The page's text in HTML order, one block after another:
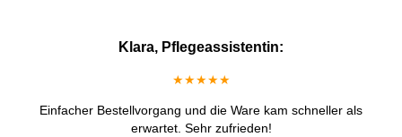
Klara, Pflegeassistentin:
★★★★★
Einfacher Bestellvorgang und die Ware kam schneller als
erwartet. Sehr zufrieden!